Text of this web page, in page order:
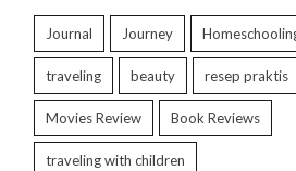
Journal Journey
traveling beauty resep praktis
Movies Review Book Reviews
traveling with children